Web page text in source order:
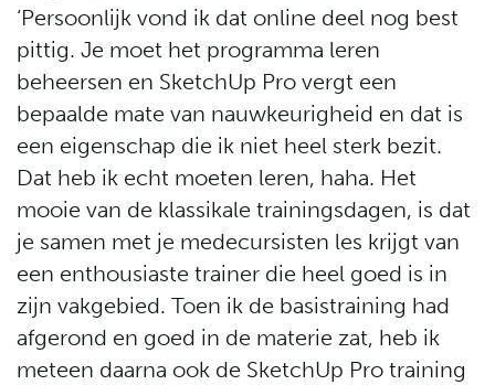
‘Persoonlijk vond ik dat online deel nog best
pittig. Je moet het programma leren
beheersen en SketchUp Pro vergt een
bepaalde mate van nauwkeurigheid en dat is
een eigenschap die ik niet heel sterk bezit.
Dat heb ik echt moeten leren, haha. Het
mooie van de klassikale trainingsdagen, is dat
je samen met je medecursisten les krijgt van
een enthousiaste trainer die heel goed is in
zijn vakgebied. Toen ik de basistraining had
afgerond en goed in de materie zat, heb ik
meteen daarna ook de SketchUp Pro training